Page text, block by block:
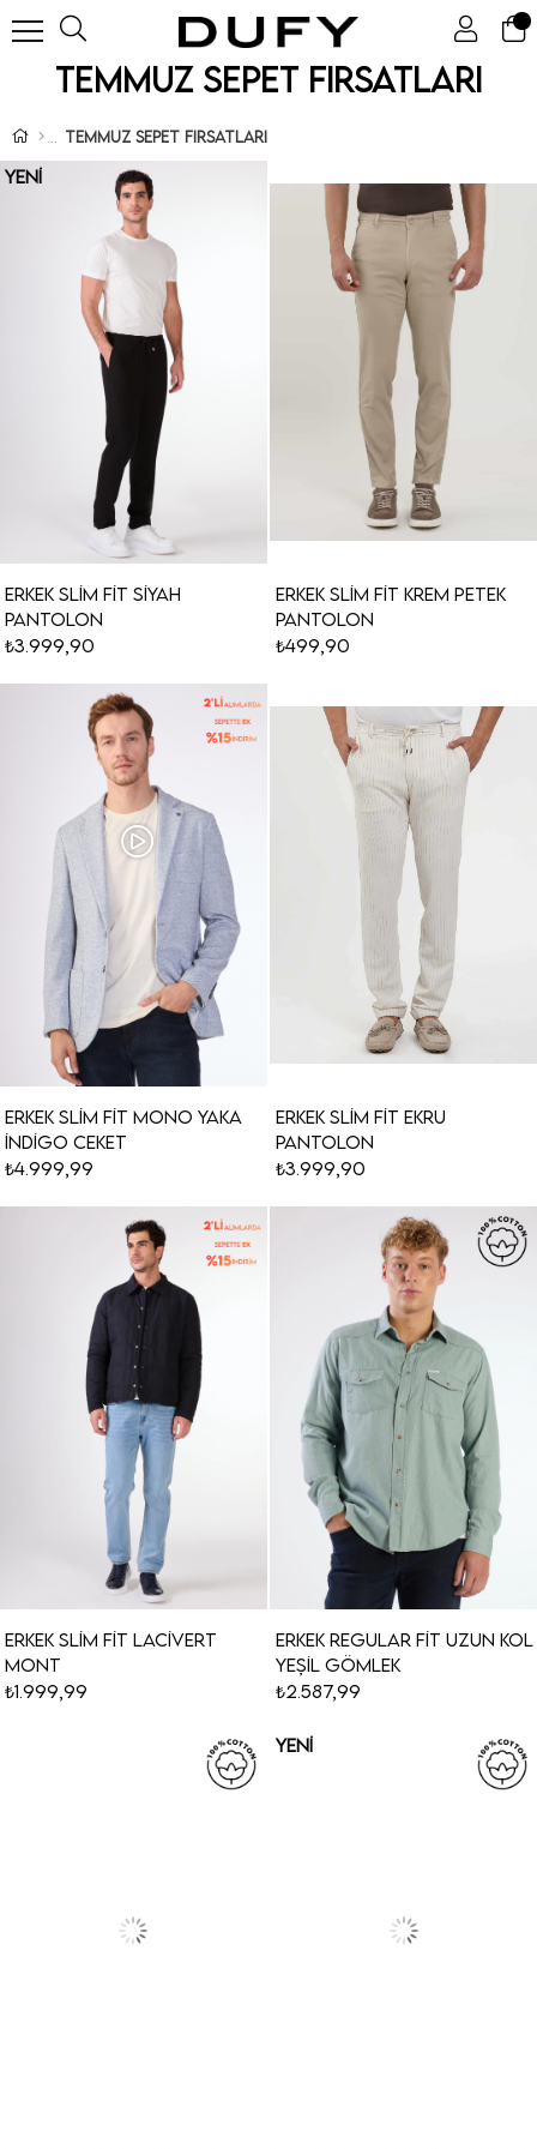
Temmuz Sepet Fırsatları
Temmuz Sepet Fırsatları
Erkek Slim Fit Siyah
Pantolon
₺3.999,90
YENI
Erkek Slim Fit Krem Petek
Pantolon
₺499,90
Erkek Slim Fit Mono Yaka
İndigo Ceket
₺4.999,99
Erkek Slim Fit Ekru
Pantolon
₺3.999,90
Erkek Slim Fit Lacivert
Mont
₺1.999,99
Erkek Regular Fit Uzun Kol
Yeşil Gömlek
₺2.587,99
YENI